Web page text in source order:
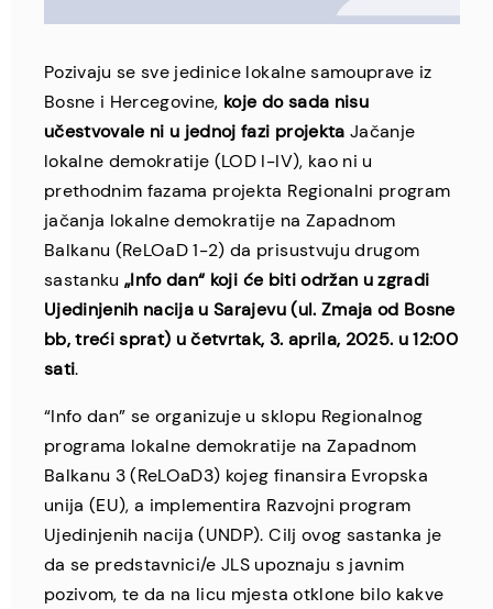
Pozivaju se sve jedinice lokalne samouprave iz
Bosne i Hercegovine, koje do sada nisu
učestvovale ni u jednoj fazi projekta Jačanje
lokalne demokratije (LOD I-IV), kao ni u
prethodnim fazama projekta Regionalni program
jačanja lokalne demokratije na Zapadnom
Balkanu (ReLOaD 1-2) da prisustvuju drugom
sastanku„Info dan“ koji će biti održan u zgradi
Ujedinjenih nacija u Sarajevu (ul. Zmaja od Bosne
bb, treći sprat) u četvrtak, 3. aprila, 2025. u 12:00
sati.
“Info dan” se organizuje u sklopu Regionalnog
programa lokalne demokratije na Zapadnom
Balkanu 3 (ReLOaD3) kojeg finansira Evropska
unija (EU), a implementira Razvojni program
Ujedinjenih nacija (UNDP). Cilj ovog sastanka je
da se predstavnici/e JLS upoznaju s javnim
pozivom, te da na licu mjesta otklone bilo kakve